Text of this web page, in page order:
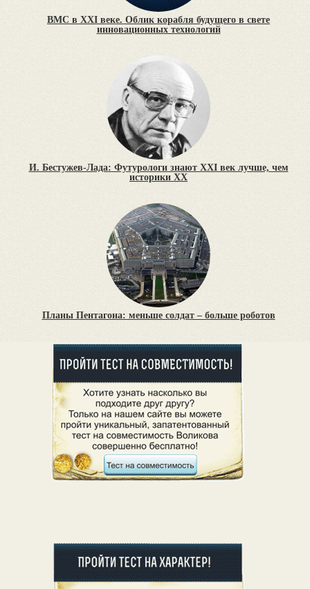
ВМC в XXI веке. Облик корабля будущего в свете
инновационных технологий
И. Бестужев-Лада: Футурологи знают XXI век лучше, чем
историки XX
Планы Пентагона: меньше солдат – больше роботов